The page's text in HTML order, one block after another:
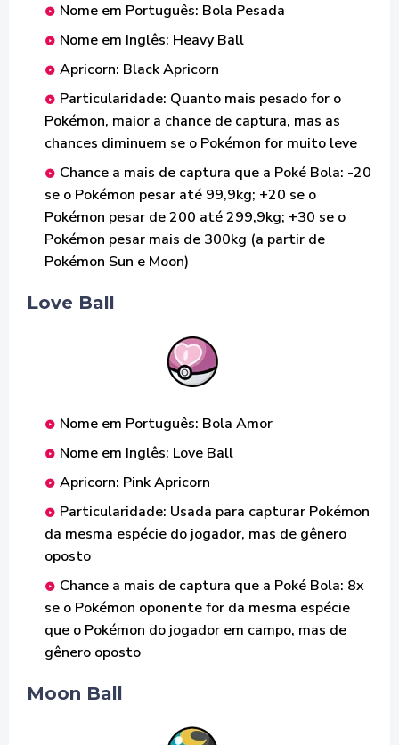
Nome em Português: Bola Pesada
Nome em Inglês: Heavy Ball
Apricorn: Black Apricorn
Particularidade: Quanto mais pesado for o
Pokémon, maior a chance de captura, mas as
chances diminuem se o Pokémon for muito leve
Chance a mais de captura que a Poké Bola: -20
se o Pokémon pesar até 99,9kg; +20 se o
Pokémon pesar de 200 até 299,9kg; +30 se o
Pokémon pesar mais de 300kg (a partir de
Pokémon Sun e Moon)
Love Ball
Nome em Português: Bola Amor
Nome em Inglês: Love Ball
Apricorn: Pink Apricorn
Particularidade: Usada para capturar Pokémon
da mesma espécie do jogador, mas de gênero
oposto
Chance a mais de captura que a Poké Bola: 8x
se o Pokémon oponente for da mesma espécie
que o Pokémon do jogador em campo, mas de
gênero oposto
Moon Ball